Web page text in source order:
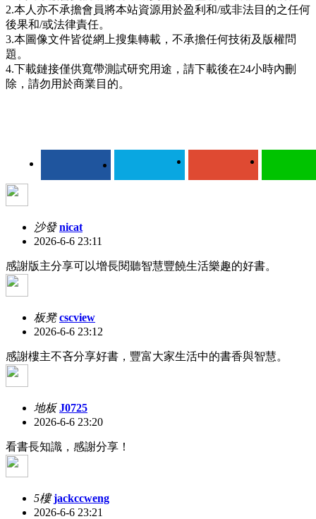
2.本人亦不承擔會員將本站資源用於盈利和/或非法目的之任何
後果和/或法律責任。
3.本圖像文件皆從網上搜集轉載，不承擔任何技術及版權問
題。
4.下載鏈接僅供寬帶測試研究用途，請下載後在24小時內刪
除，請勿用於商業目的。
沙發 nicat
2026-6-6 23:11
感謝版主分享可以增長閱聽智慧豐饒生活樂趣的好書。
板凳 cscview
2026-6-6 23:12
感謝樓主不吝分享好書，豐富大家生活中的書香與智慧。
地板 J0725
2026-6-6 23:20
看書長知識，感謝分享！
5樓 jackccweng
2026-6-6 23:21